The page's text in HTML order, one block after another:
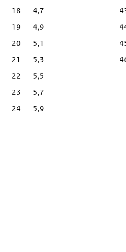
18
4,7
19
4,9
20
5,1
21
5,3
22
5,5
23
5,7
24
5,9